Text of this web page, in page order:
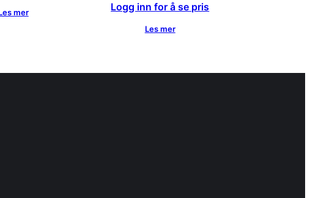
mer Logg inn for å se pris
Les mer